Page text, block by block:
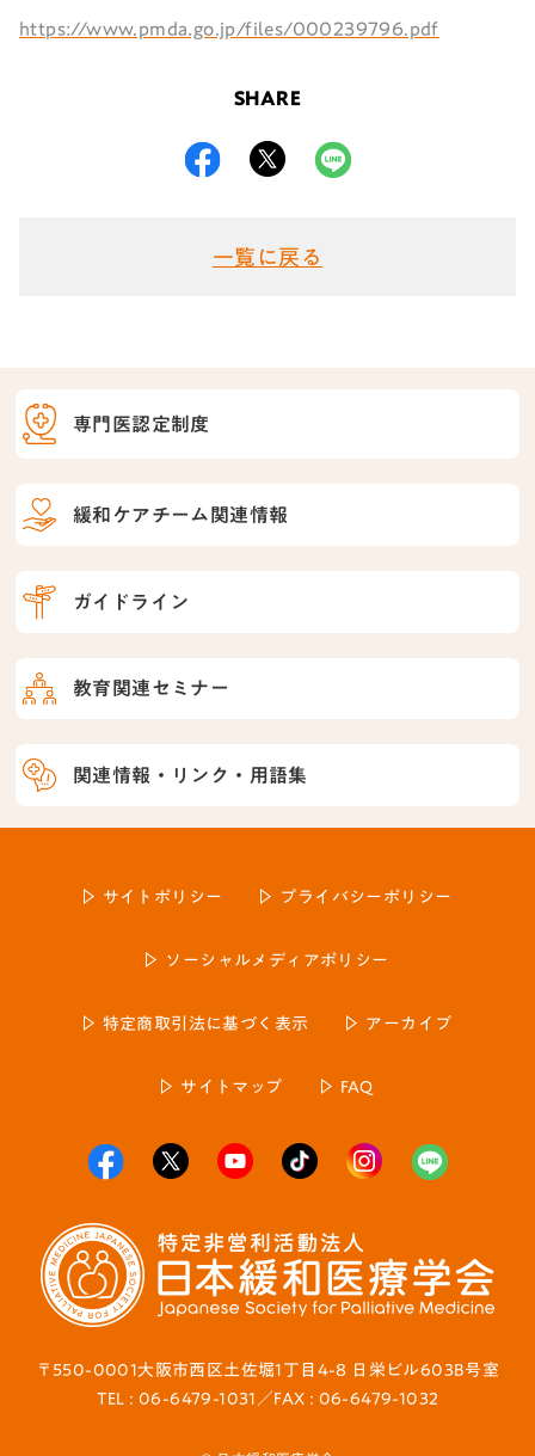
専門医認定制度
緩和ケアチーム関連情報
ガイドライン
教育関連セミナー
関連情報・リンク・用語集
https://www.pmda.go.jp/files/000239796.pdf
SHARE
一覧に戻る
〒550-0001大阪市西区土佐堀1丁目4-8 日栄ビル603B号室
TEL : 06-6479-1031／FAX : 06-6479-1032
サイトポリシー プライバシーポリシー
ソーシャルメディアポリシー
特定商取引法に基づく表示 アーカイブ
サイトマップ FAQ